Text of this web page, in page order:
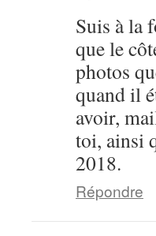
Suis à la
que le
photos
quand il
avoir,
toi, ainsi
2018.
Répondre